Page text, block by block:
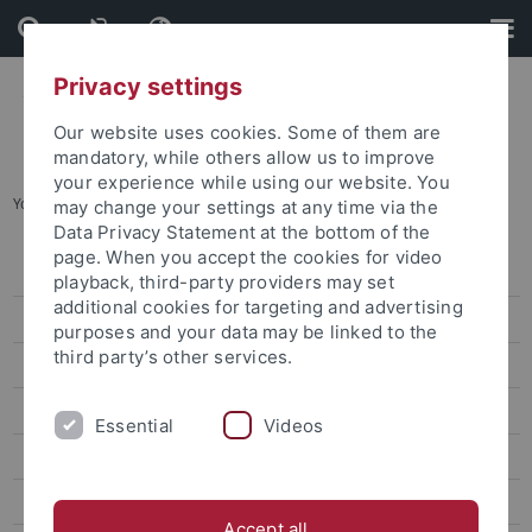
Skip
to
content
Skip
to
footer
You are here: Startseite ... Job- und Praktikumsbörse
Beratung zum Berufseinstieg
Career Service Chatbot
Web-Seminare
Workshops
Praktikum und Praxiserfahrung
Privacy settings
Our website uses cookies. Some of them are
mandatory, while others allow us to improve
your experience while using our website. You
may change your settings at any time via the
Data Privacy Statement at the bottom of the
page. When you accept the cookies for video
playback, third-party providers may set
additional cookies for targeting and advertising
purposes and your data may be linked to the
third party’s other services.
Essential Videos